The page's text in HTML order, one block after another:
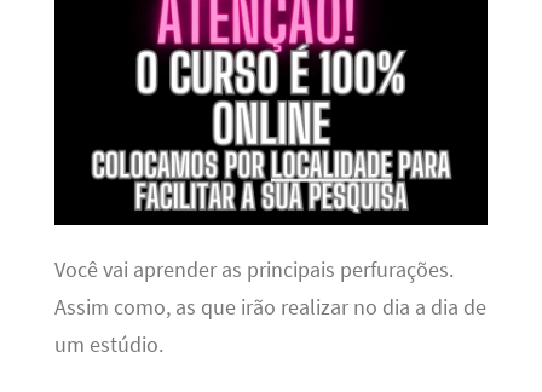
Você vai aprender as principais perfurações.
Assim como, as que irão realizar no dia a dia de
um estúdio.